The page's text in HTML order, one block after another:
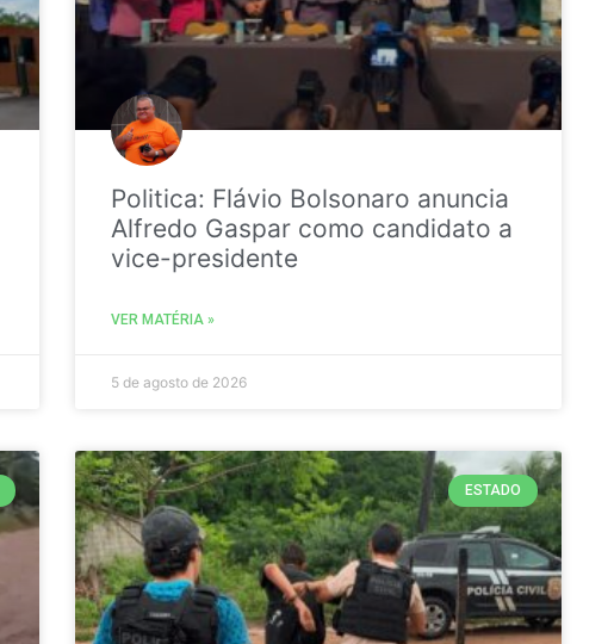
Politica: Flávio Bolsonaro anuncia
Alfredo Gaspar como candidato a
vice-presidente
VER MATÉRIA »
5 de agosto de 2026
ESTADO